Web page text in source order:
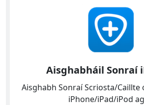
Aisghabháil Sonraí
Aisghabh Sonraí Scriosta/Caillte
iPhone/iPad/iPod